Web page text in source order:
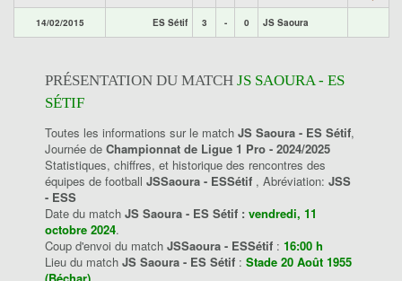
14/02/2015 ES Sétif 3 - 0 JS Saoura
PRÉSENTATION DU MATCH JS SAOURA - ES
SÉTIF
Toutes les informations sur le match JS Saoura - ES Sétif,
Journée de Championnat de Ligue 1 Pro - 2024/2025
Statistiques, chiffres, et historique des rencontres des
équipes de football JSSaoura - ESSétif , Abréviation: JSS
- ESS
Date du match JS Saoura - ES Sétif : vendredi, 11
octobre 2024.
Coup d'envoi du match JSSaoura - ESSétif : 16:00 h
Lieu du match JS Saoura - ES Sétif : Stade 20 Août 1955